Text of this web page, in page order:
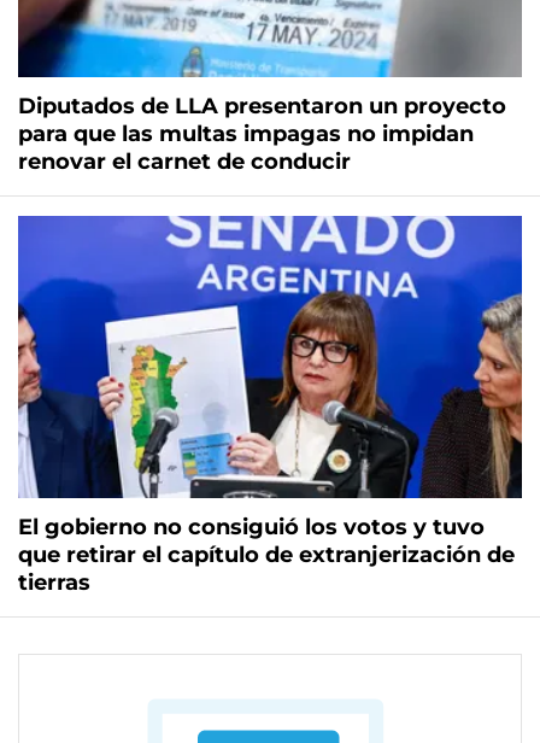
Diputados de LLA presentaron un proyecto
para que las multas impagas no impidan
renovar el carnet de conducir
El gobierno no consiguió los votos y tuvo
que retirar el capítulo de extranjerización de
tierras